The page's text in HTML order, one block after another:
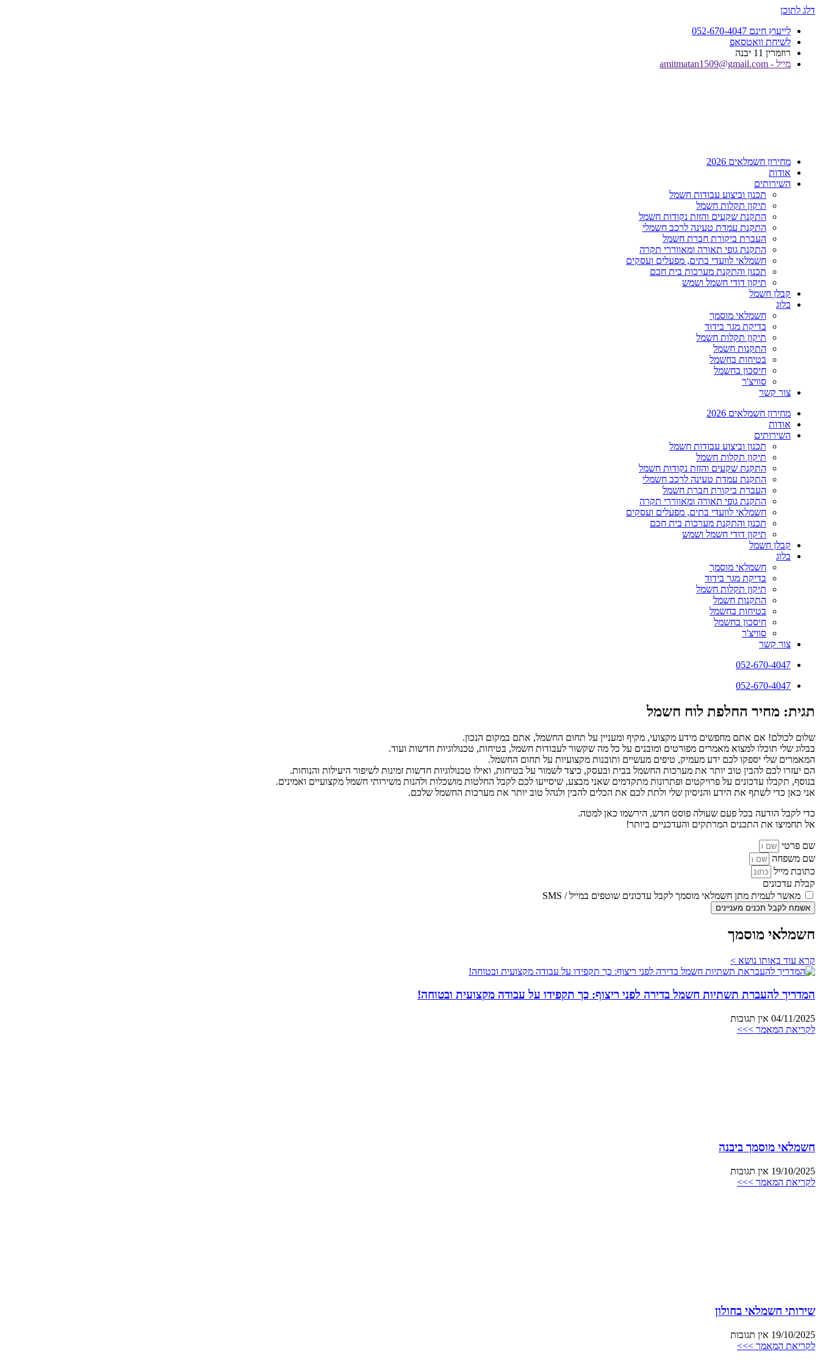
דלג לתוכן
לייעוץ חינם 052-670-4047
לשיחת וואטסאפ
רוזמרין 11 יבנה
מייל - amitmatan1509@gmail.com
מחירון חשמלאים 2026
אודות
השירותים
תכנון וביצוע עבודות חשמל
תיקון תקלות חשמל
התקנת שקעים והזזת נקודות חשמל
התקנת עמדת טעינה לרכב חשמלי
העברת ביקורת חברת חשמל
התקנת גופי תאורה ומאווררי תקרה
חשמלאי לוועדי בתים, מפעלים ועסקים
תכנון והתקנת מערכות בית חכם
תיקון דודי חשמל ושמש
קבלן חשמל
בלוג
חשמלאי מוסמך
בדיקת מגר בידוד
תיקון תקלות חשמל
התקנות חשמל
בטיחות בחשמל
חיסכון בחשמל
סוויצ'ר
צור קשר
מחירון חשמלאים 2026
אודות
השירותים
תכנון וביצוע עבודות חשמל
תיקון תקלות חשמל
התקנת שקעים והזזת נקודות חשמל
התקנת עמדת טעינה לרכב חשמלי
העברת ביקורת חברת חשמל
התקנת גופי תאורה ומאווררי תקרה
חשמלאי לוועדי בתים, מפעלים ועסקים
תכנון והתקנת מערכות בית חכם
תיקון דודי חשמל ושמש
קבלן חשמל
בלוג
חשמלאי מוסמך
בדיקת מגר בידוד
תיקון תקלות חשמל
התקנות חשמל
בטיחות בחשמל
חיסכון בחשמל
סוויצ'ר
צור קשר
052-670-4047
052-670-4047
תגית: מחיר החלפת לוח חשמל
שלום לכולם! אם אתם מחפשים מידע מקצועי, מקיף ומעניין על תחום החשמל, אתם במקום הנכון.
בבלוג שלי תוכלו למצוא מאמרים מפורטים ומובנים על כל מה שקשור לעבודות חשמל, בטיחות, טכנולוגיות חדשות ועוד.
המאמרים שלי יספקו לכם ידע מעמיק, טיפים מעשיים ותובנות מקצועיות על תחום החשמל.
הם יעזרו לכם להבין טוב יותר את מערכות החשמל בבית ובעסק, כיצד לשמור על בטיחות, ואילו טכנולוגיות חדשות זמינות לשיפור היעילות והנוחות.
בנוסף, תקבלו עדכונים על פרויקטים ופתרונות מתקדמים שאני מבצע, שיסייעו לכם לקבל החלטות מושכלות ולהנות משירותי חשמל מקצועיים ואמינים.
אני כאן כדי לשתף את הידע והניסיון שלי ולתת לכם את הכלים להבין ולנהל טוב יותר את מערכות החשמל שלכם.
כדי לקבל הודעה בכל פעם שעולה פוסט חדש, הירשמו כאן למטה.
אל תחמיצו את התכנים המרתקים והעדכניים ביותר!
שם פרטי
שם משפחה
כתובת מייל
קבלת עדכונים
מאשר לעמית מתן חשמלאי מוסמך לקבל עדכונים שוטפים במייל / SMS
אשמח לקבל תכנים מעניינים
חשמלאי מוסמך
קרא עוד באותו נושא >
המדריך להעברת תשתיות חשמל בדירה לפני ריצוף: כך תקפידו על עבודה מקצועית ובטוחה!
04/11/2025 אין תגובות
לקריאת המאמר >>>
חשמלאי מוסמך ביבנה
19/10/2025 אין תגובות
לקריאת המאמר >>>
שירותי חשמלאי בחולון
19/10/2025 אין תגובות
לקריאת המאמר >>>